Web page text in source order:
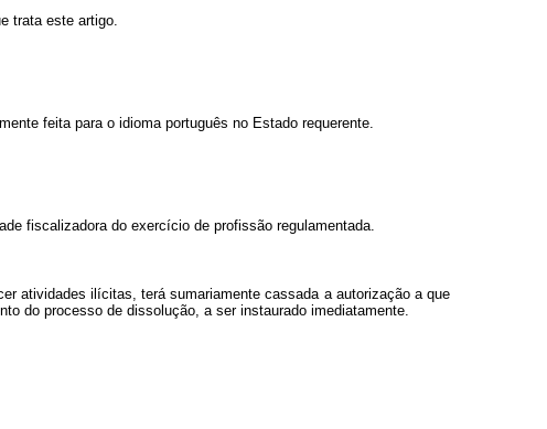
trata este artigo.
feita para o idioma português no Estado requerente.
fiscalizadora do exercício de profissão regulamentada.
atividades ilícitas, terá sumariamente cassada a autorização a que
do processo de dissolução, a ser instaurado imediatamente.